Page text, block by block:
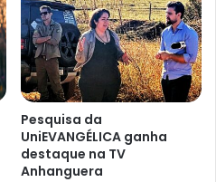
Pesquisa da
UniEVANGÉLICA ganha
destaque na TV
Anhanguera